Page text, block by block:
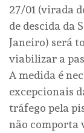
27/01 (virada
de descida da
Janeiro) será
viabilizar a
A medida é
excepcionais
tráfego pela
não comporta